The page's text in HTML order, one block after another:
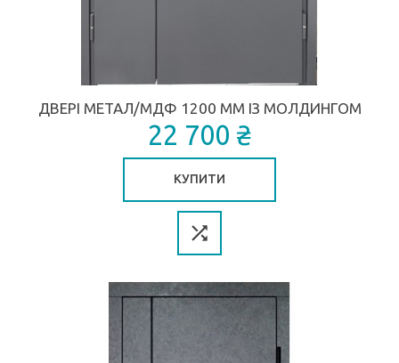
ДВЕРІ МЕТАЛ/МДФ 1200 ММ ІЗ МОЛДИНГОМ
22 700 ₴
КУПИТИ